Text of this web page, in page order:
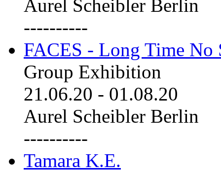
Aurel Scheibler Berlin
----------
FACES - Long Time No
Group Exhibition
21.06.20 - 01.08.20
Aurel Scheibler Berlin
----------
Tamara K.E.